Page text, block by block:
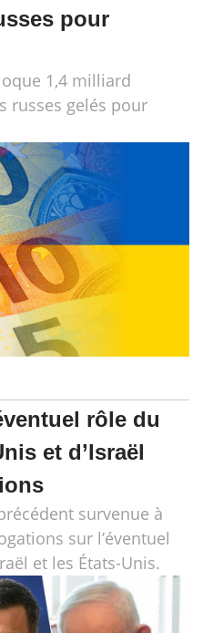
pour
1,4 milliard
russes gelés pour
rôle du
et d’Israël
survenue à
sur l’éventuel
et les États-Unis.